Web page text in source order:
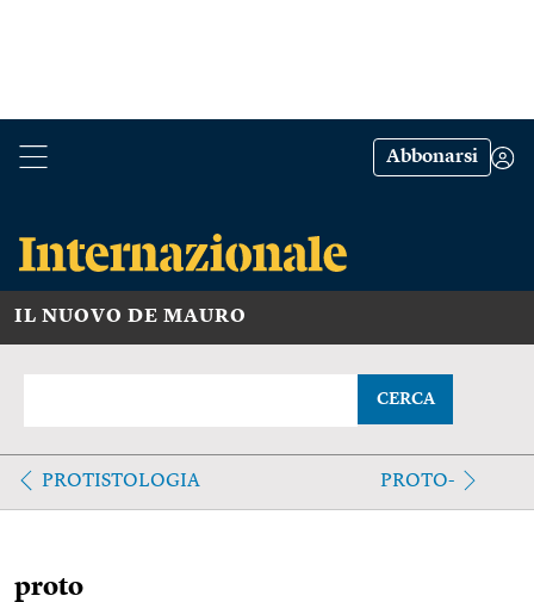
Abbonarsi
IL NUOVO DE MAURO
CERCA
PROTISTOLOGIA PROTO-
proto